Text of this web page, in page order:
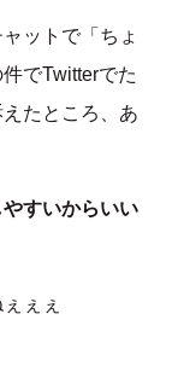
ットで「ちょ
でTwitterでた
たところ、あ
すいからいい
ぇぇ